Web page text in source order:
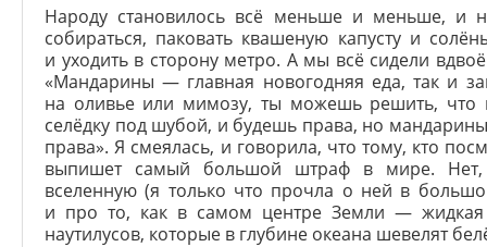
Народу становилось всё меньше и меньше, и
собираться, паковать квашеную капусту и
и уходить в сторону метро. А мы всё сидели
«Мандарины — главная новогодняя еда, так и
на оливье или мимозу, ты можешь решить, что
селёдку под шубой, и будешь права, но
права». Я смеялась, и говорила, что тому, кто
выпишет самый большой штраф в мире. Нет,
вселенную (я только что прочла о ней в
и про то, как в самом центре Земли —
наутилусов, которые в глубине океана шевелят